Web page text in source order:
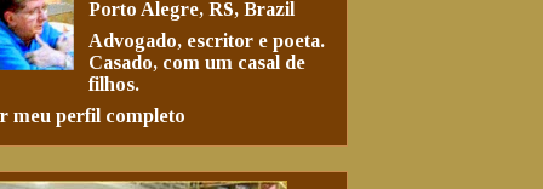
Porto Alegre, RS, Brazil
Advogado, escritor e poeta.
Casado, com um casal de
filhos.
meu perfil completo